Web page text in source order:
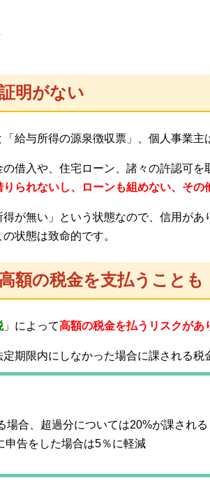
明がない
給与所得の源泉徴収票」、個人事業
借入や、住宅ローン、諸々の許認可を
られないし、ローンも組めない、その
が無い」という状態なので、信用があ
状態は致命的です。
額の税金を支払うことも
」によって高額の税金を払うリスクがあ
期限内にしなかった場合に課される税
場合、超過分については20%が課される
申告をした場合は5％に軽減